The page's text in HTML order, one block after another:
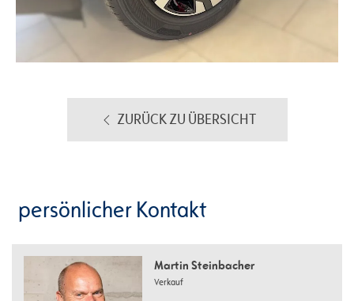
ZURÜCK ZU ÜBERSICHT
persönlicher Kontakt
Martin Steinbacher
Verkauf